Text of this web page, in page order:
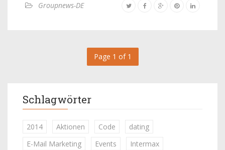
Groupnews-DE
Page 1 of 1
Schlagwörter
2014 Aktionen Code
dating
E-Mail Marketing
Events
Intermax